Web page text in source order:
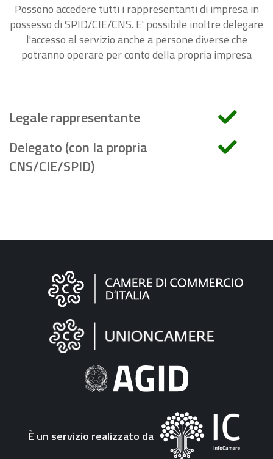
Possono accedere tutti i rappresentanti di impresa in
possesso di SPID/CIE/CNS. E' possibile inoltre delegare
l'accesso al servizio anche a persone diverse che
potranno operare per conto della propria impresa
Legale rappresentante
Delegato (con la propria
CNS/CIE/SPID)
Informazioni
"Fattura
Elettronica"
È un servizio realizzato da